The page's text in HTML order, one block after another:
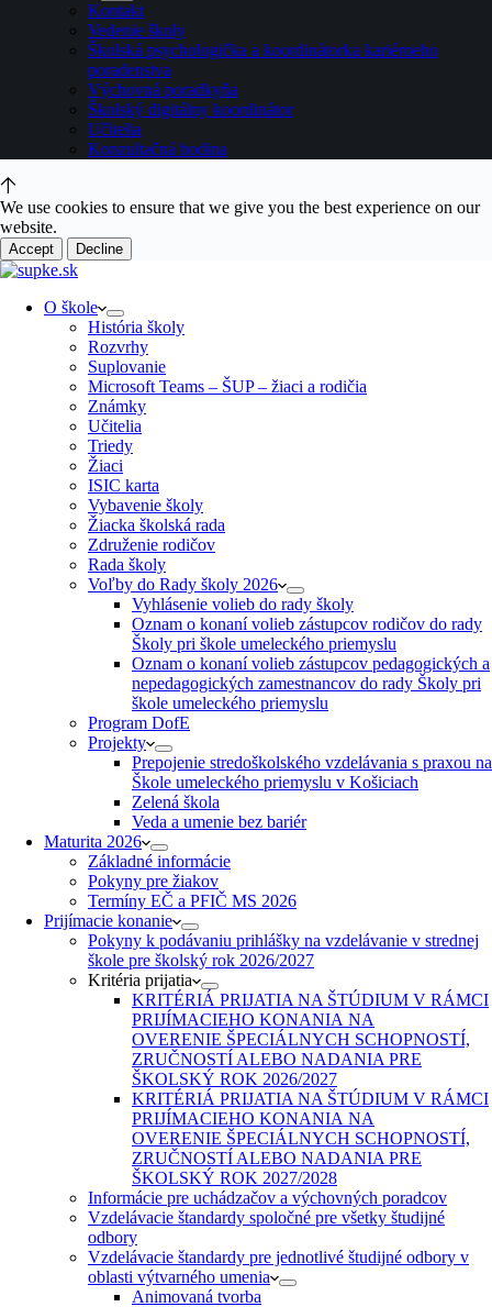
Kontakt
Vedenie školy
Školská psychologička a koordinátorka kariérneho
poradenstva
Výchovná poradkyňa
Školský digitálny koordinátor
Učitelia
Konzultačná hodina
We use cookies to ensure that we give you the best experience on our
website.
Accept Decline
O škole
História školy
Rozvrhy
Suplovanie
Microsoft Teams – ŠUP – žiaci a rodičia
Známky
Učitelia
Triedy
Žiaci
ISIC karta
Vybavenie školy
Žiacka školská rada
Združenie rodičov
Rada školy
Voľby do Rady školy 2026
Vyhlásenie volieb do rady školy
Oznam o konaní volieb zástupcov rodičov do rady
Školy pri škole umeleckého priemyslu
Oznam o konaní volieb zástupcov pedagogických a
nepedagogických zamestnancov do rady Školy pri
škole umeleckého priemyslu
Program DofE
Projekty
Prepojenie stredoškolského vzdelávania s praxou na
Škole umeleckého priemyslu v Košiciach
Zelená škola
Veda a umenie bez bariér
Maturita 2026
Základné informácie
Pokyny pre žiakov
Termíny EČ a PFIČ MS 2026
Prijímacie konanie
Pokyny k podávaniu prihlášky na vzdelávanie v strednej
škole pre školský rok 2026/2027
Kritéria prijatia
KRITÉRIÁ PRIJATIA NA ŠTÚDIUM V RÁMCI
PRIJÍMACIEHO KONANIA NA
OVERENIE ŠPECIÁLNYCH SCHOPNOSTÍ,
ZRUČNOSTÍ ALEBO NADANIA PRE
ŠKOLSKÝ ROK 2026/2027
KRITÉRIÁ PRIJATIA NA ŠTÚDIUM V RÁMCI
PRIJÍMACIEHO KONANIA NA
OVERENIE ŠPECIÁLNYCH SCHOPNOSTÍ,
ZRUČNOSTÍ ALEBO NADANIA PRE
ŠKOLSKÝ ROK 2027/2028
Informácie pre uchádzačov a výchovných poradcov
Vzdelávacie štandardy spoločné pre všetky študijné
odbory
Vzdelávacie štandardy pre jednotlivé študijné odbory v
oblasti výtvarného umenia
Animovaná tvorba